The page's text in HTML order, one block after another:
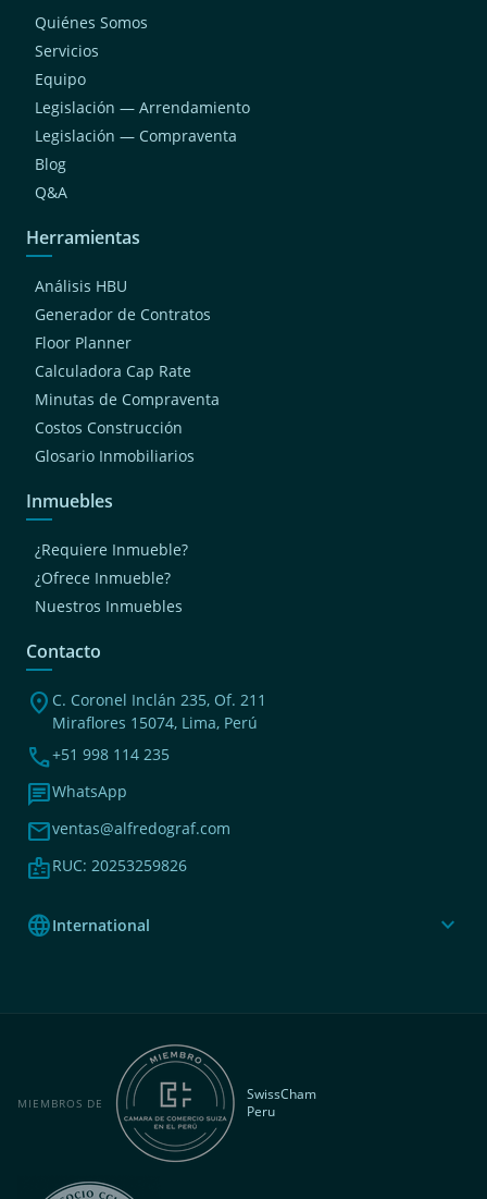
Quiénes Somos
Servicios
Equipo
Legislación — Arrendamiento
Legislación — Compraventa
Blog
Q&A
Herramientas
Análisis HBU
Generador de Contratos
Floor Planner
Calculadora Cap Rate
Minutas de Compraventa
Costos Construcción
Glosario Inmobiliarios
Inmuebles
¿Requiere Inmueble?
¿Ofrece Inmueble?
Nuestros Inmuebles
Contacto
location_on C. Coronel Inclán 235, Of. 211
Miraflores 15074, Lima, Perú
phone+51 998 114 235
chatWhatsApp
mailventas@alfredograf.com
badgeRUC: 20253259826
languageInternational expand_more
MIEMBROS DE
SwissCham
Peru